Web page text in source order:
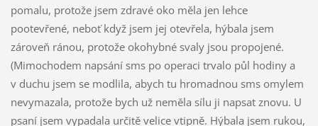
pomalu, protože jsem zdravé oko měla jen lehce
pootevřené, neboť když jsem jej otevřela, hýbala jsem
zároveň ránou, protože okohybné svaly jsou propojené.
(Mimochodem napsání sms po operaci trvalo půl hodiny a
v duchu jsem se modlila, abych tu hromadnou sms omylem
nevymazala, protože bych už neměla sílu ji napsat znovu. U
psaní jsem vypadala určitě velice vtipně. Hýbala jsem rukou,